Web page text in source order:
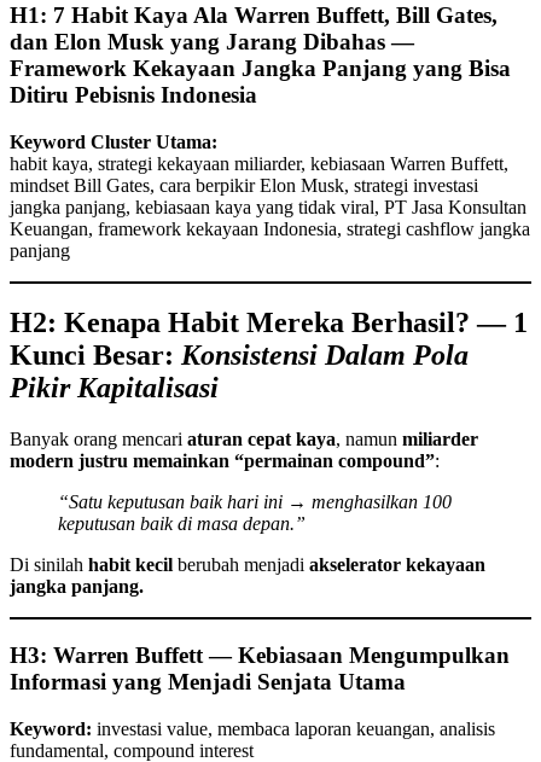
H1: 7 Habit Kaya Ala Warren Buffett, Bill Gates,
dan Elon Musk yang Jarang Dibahas —
Framework Kekayaan Jangka Panjang yang Bisa
Ditiru Pebisnis Indonesia
Keyword Cluster Utama:
habit kaya, strategi kekayaan miliarder, kebiasaan Warren Buffett,
mindset Bill Gates, cara berpikir Elon Musk, strategi investasi
jangka panjang, kebiasaan kaya yang tidak viral, PT Jasa Konsultan
Keuangan, framework kekayaan Indonesia, strategi cashflow jangka
panjang
H2: Kenapa Habit Mereka Berhasil? — 1
Kunci Besar: Konsistensi Dalam Pola
Pikir Kapitalisasi
Banyak orang mencari aturan cepat kaya, namun miliarder
modern justru memainkan “permainan compound”:
“Satu keputusan baik hari ini → menghasilkan 100
keputusan baik di masa depan.”
Di sinilah habit kecil berubah menjadi akselerator kekayaan
jangka panjang.
H3: Warren Buffett — Kebiasaan Mengumpulkan
Informasi yang Menjadi Senjata Utama
Keyword: investasi value, membaca laporan keuangan, analisis
fundamental, compound interest